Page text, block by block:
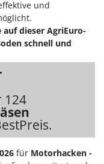
und
dieser AgriEuro-
schnell und
124
für Motorhacken -